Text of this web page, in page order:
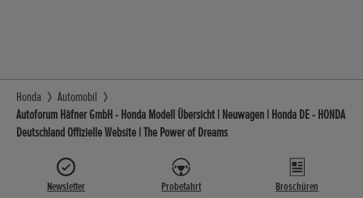
Honda
Automobil
Autoforum Häfner GmbH - Honda Modell Übersicht | Neuwagen | Honda DE - HONDA
Deutschland Offizielle Website | The Power of Dreams
Newsletter Probefahrt Broschüren